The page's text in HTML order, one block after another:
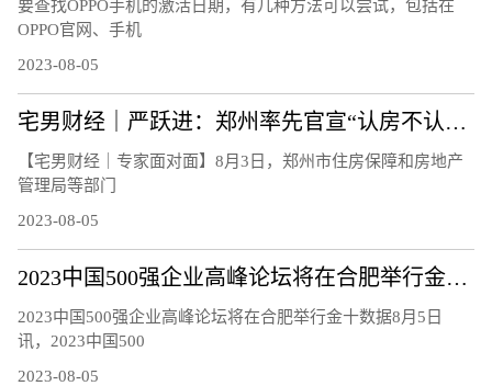
要查找OPPO手机的激活日期，有几种方法可以尝试，包括在
OPPO官网、手机
2023-08-05
宅男财经｜严跃进：郑州率先官宣“认房不认贷”，影响多大？
【宅男财经｜专家面对面】8月3日，郑州市住房保障和房地产
管理局等部门
2023-08-05
2023中国500强企业高峰论坛将在合肥举行金十数据8月5日讯，2023中国500强企业高峰论坛新闻发布会，中国企联将连续第22年发布“中国企业500强”，深入研究大企业发展趋势和相关政策
2023中国500强企业高峰论坛将在合肥举行金十数据8月5日
讯，2023中国500
2023-08-05